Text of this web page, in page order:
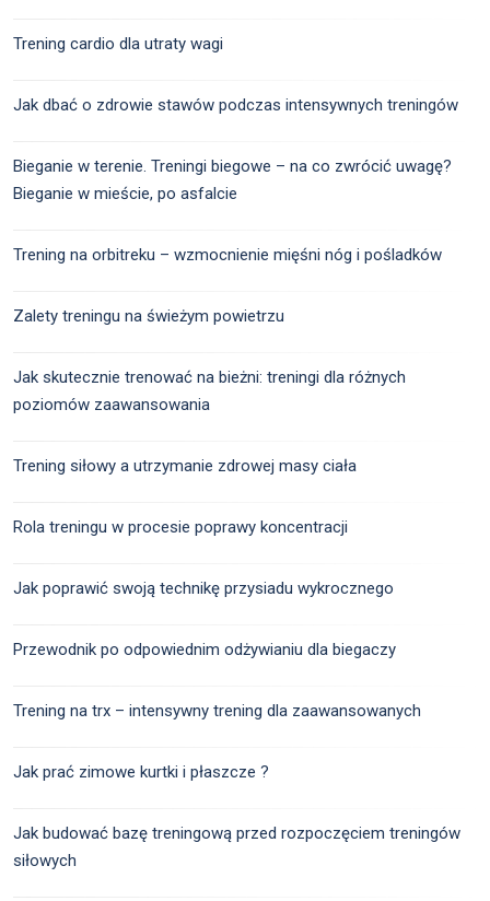
Trening cardio dla utraty wagi
Jak dbać o zdrowie stawów podczas intensywnych treningów
Bieganie w terenie. Treningi biegowe – na co zwrócić uwagę?
Bieganie w mieście, po asfalcie
Trening na orbitreku – wzmocnienie mięśni nóg i pośladków
Zalety treningu na świeżym powietrzu
Jak skutecznie trenować na bieżni: treningi dla różnych
poziomów zaawansowania
Trening siłowy a utrzymanie zdrowej masy ciała
Rola treningu w procesie poprawy koncentracji
Jak poprawić swoją technikę przysiadu wykrocznego
Przewodnik po odpowiednim odżywianiu dla biegaczy
Trening na trx – intensywny trening dla zaawansowanych
Jak prać zimowe kurtki i płaszcze ?
Jak budować bazę treningową przed rozpoczęciem treningów
siłowych